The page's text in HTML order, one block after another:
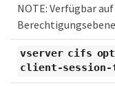
NOTE: Verfügbar
Berechtigungsebene
vserver cifs
client-session-